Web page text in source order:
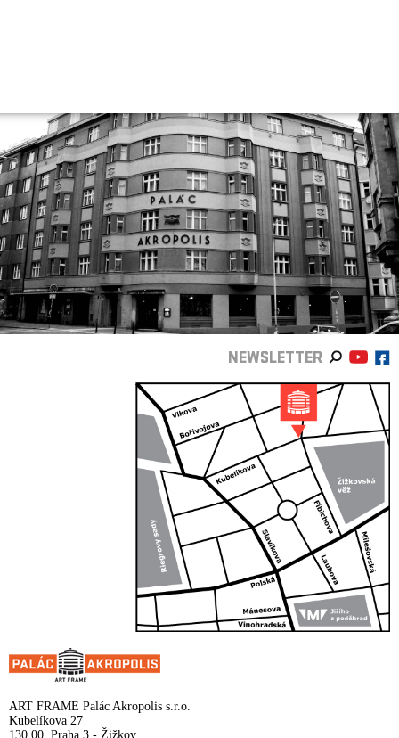
NEWSLETTER
ART FRAME Palác Akropolis s.r.o.
Kubelíkova 27
130 00, Praha 3 - Žižkov